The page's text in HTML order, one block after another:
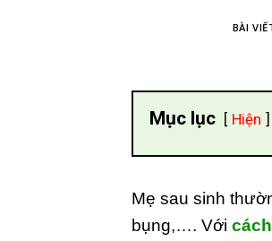
BÀI
Mục lục Hiện
Mẹ sau sinh
bụng,…. Với